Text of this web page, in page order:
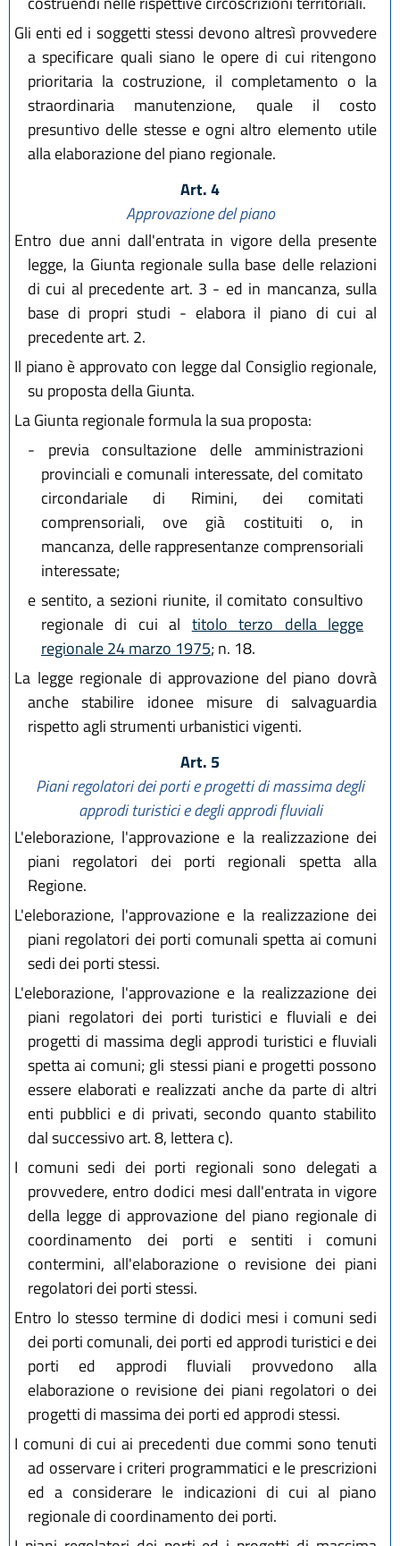
Gli enti ed i soggetti stessi devono altresì provvedere
a specificare quali siano le opere di cui ritengono
prioritaria la costruzione, il completamento o la
straordinaria manutenzione, quale il costo
presuntivo delle stesse e ogni altro elemento utile
alla elaborazione del piano regionale.
Art. 4
Approvazione del piano
Entro due anni dall'entrata in vigore della presente
legge, la Giunta regionale sulla base delle relazioni
di cui al precedente art. 3 - ed in mancanza, sulla
base di propri studi - elabora il piano di cui al
precedente art. 2.
Il piano è approvato con legge dal Consiglio regionale,
su proposta della Giunta.
La Giunta regionale formula la sua proposta:
- previa consultazione delle amministrazioni
provinciali e comunali interessate, del comitato
circondariale di Rimini, dei comitati
comprensoriali, ove già costituiti o, in
mancanza, delle rappresentanze comprensoriali
interessate;
e sentito, a sezioni riunite, il comitato consultivo
regionale di cui al titolo terzo della legge
regionale 24 marzo 1975; n. 18.
La legge regionale di approvazione del piano dovrà
anche stabilire idonee misure di salvaguardia
rispetto agli strumenti urbanistici vigenti.
Art. 5
Piani regolatori dei porti e progetti di massima degli
approdi turistici e degli approdi fluviali
L'eleborazione, l'approvazione e la realizzazione dei
piani regolatori dei porti regionali spetta alla
Regione.
L'eleborazione, l'approvazione e la realizzazione dei
piani regolatori dei porti comunali spetta ai comuni
sedi dei porti stessi.
L'eleborazione, l'approvazione e la realizzazione dei
piani regolatori dei porti turistici e fluviali e dei
progetti di massima degli approdi turistici e fluviali
spetta ai comuni; gli stessi piani e progetti possono
essere elaborati e realizzati anche da parte di altri
enti pubblici e di privati, secondo quanto stabilito
dal successivo art. 8, lettera c).
I comuni sedi dei porti regionali sono delegati a
provvedere, entro dodici mesi dall'entrata in vigore
della legge di approvazione del piano regionale di
coordinamento dei porti e sentiti i comuni
contermini, all'elaborazione o revisione dei piani
regolatori dei porti stessi.
Entro lo stesso termine di dodici mesi i comuni sedi
dei porti comunali, dei porti ed approdi turistici e dei
porti ed approdi fluviali provvedono alla
elaborazione o revisione dei piani regolatori o dei
progetti di massima dei porti ed approdi stessi.
I comuni di cui ai precedenti due commi sono tenuti
ad osservare i criteri programmatici e le prescrizioni
ed a considerare le indicazioni di cui al piano
regionale di coordinamento dei porti.